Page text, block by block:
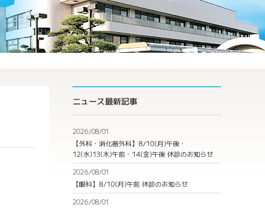
ニュース最新記事
2026/08/01
【外科・消化器外科】8/10(月)午後・
12(水)13(木)午前・14(金)午後 休診のお知らせ
2026/08/01
【眼科】8/10(月)午前 休診のお知らせ
2026/08/01